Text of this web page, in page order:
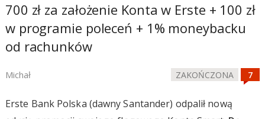
700 zł za założenie Konta w Erste + 100 zł
w programie poleceń + 1% moneybacku
od rachunków
Michał ZAKOŃCZONA
Erste Bank Polska (dawny Santander) odpalił nową